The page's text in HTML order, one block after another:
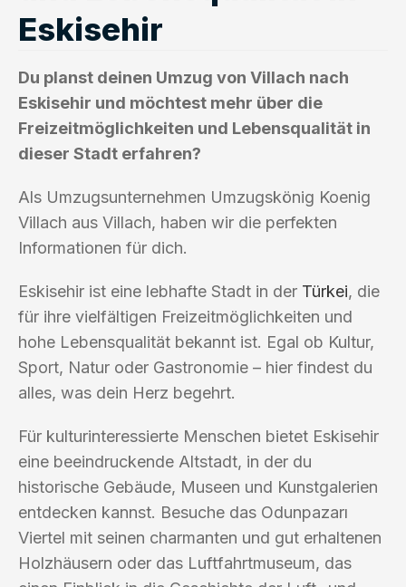
Eskisehir
Du planst deinen Umzug von Villach nach
Eskisehir und möchtest mehr über die
Freizeitmöglichkeiten und Lebensqualität in
dieser Stadt erfahren?
Als Umzugsunternehmen Umzugskönig Koenig
Villach aus Villach, haben wir die perfekten
Informationen für dich.
Eskisehir ist eine lebhafte Stadt in der Türkei, die
für ihre vielfältigen Freizeitmöglichkeiten und
hohe Lebensqualität bekannt ist. Egal ob Kultur,
Sport, Natur oder Gastronomie – hier findest du
alles, was dein Herz begehrt.
Für kulturinteressierte Menschen bietet Eskisehir
eine beeindruckende Altstadt, in der du
historische Gebäude, Museen und Kunstgalerien
entdecken kannst. Besuche das Odunpazarı
Viertel mit seinen charmanten und gut erhaltenen
Holzhäusern oder das Luftfahrtmuseum, das